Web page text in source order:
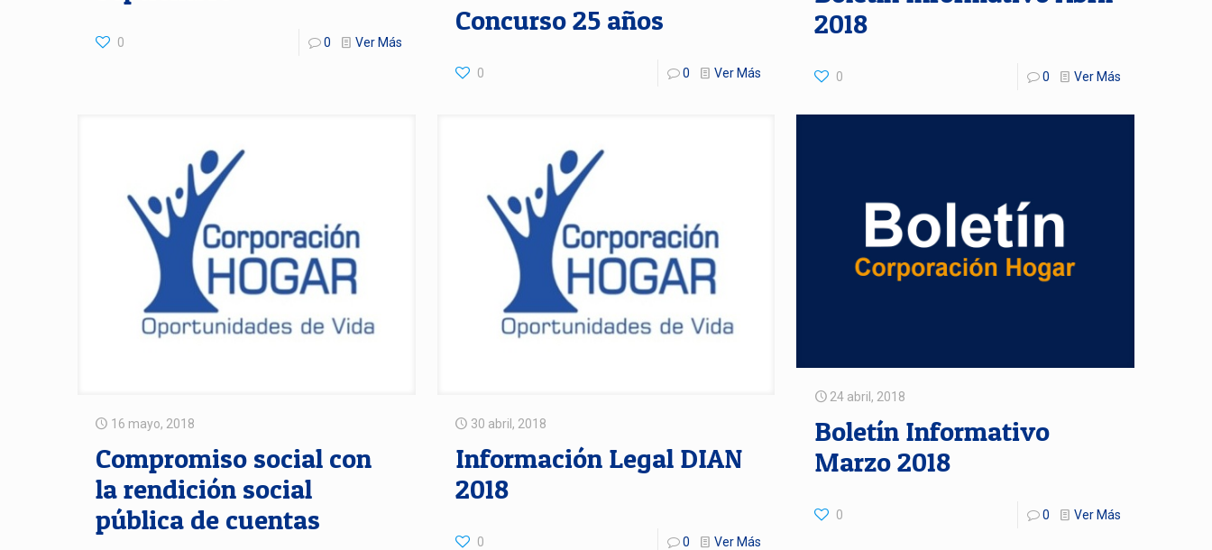
0 0 Ver Más
Concurso 25 años
0 0 Ver Más
2018
0 0 Ver Más
16 mayo, 2018
Compromiso social con
la rendición social
pública de cuentas
30 abril, 2018
Información Legal DIAN
2018
0 0 Ver Más
24 abril, 2018
Boletín Informativo
Marzo 2018
0 0 Ver Más